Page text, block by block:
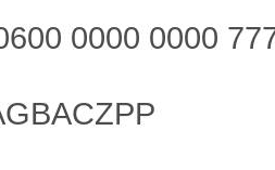
0000 0000